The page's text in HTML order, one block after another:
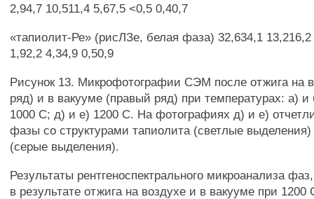
2,94,7 10,511,4 5,67,5 <0,5 0,40,7
«тапиолит-Ре» (рисЛЗе, белая фаза) 32,634,1
1,92,2 4,34,9 0,50,9
Рисунок 13. Микрофотографии СЭМ после отжига на
ряд) и в вакууме (правый ряд) при температурах: а)
1000 С; д) и е) 1200 С. На фотографиях д) и е)
фазы со структурами тапиолита (светлые
(серые выделения).
Результаты рентгеноспектрального микроанализа
в результате отжига на воздухе и в вакууме при